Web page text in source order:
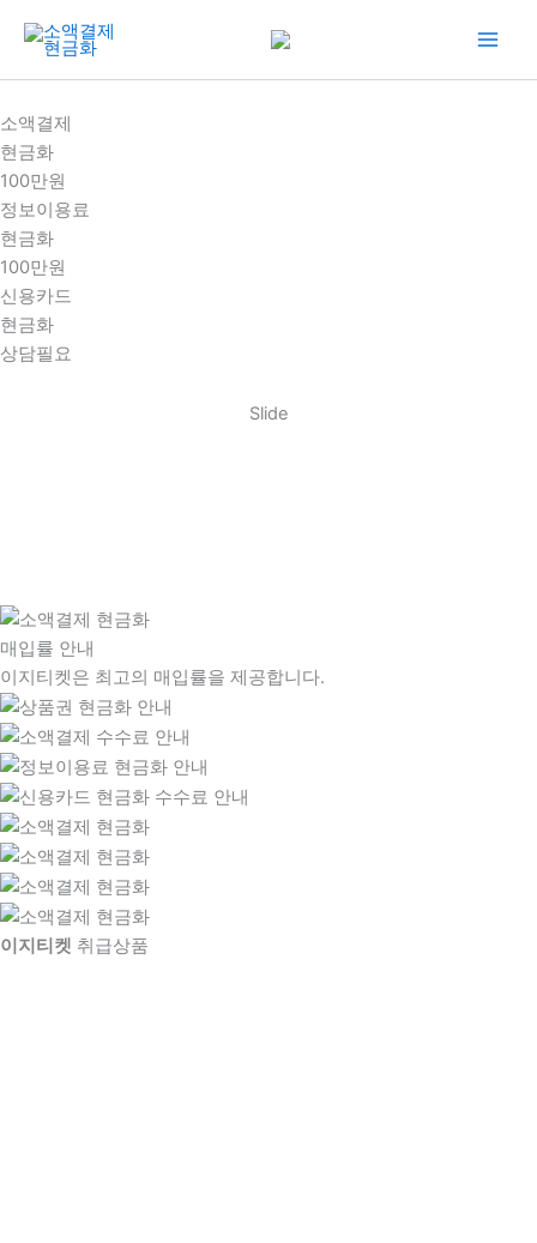
건
너
뛰
기
소액결제
현금화
100만원
정보이용료
현금화
100만원
신용카드
현금화
상담필요
Slide
매입률 안내
이지티켓은 최고의 매입률을 제공합니다.
이지티켓 취급상품